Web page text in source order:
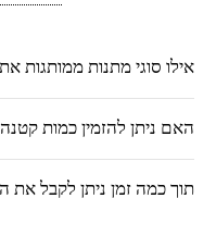
אילו סוגי מתנות ממותגות
האם ניתן להזמין כמות
תוך כמה זמן ניתן לקבל את